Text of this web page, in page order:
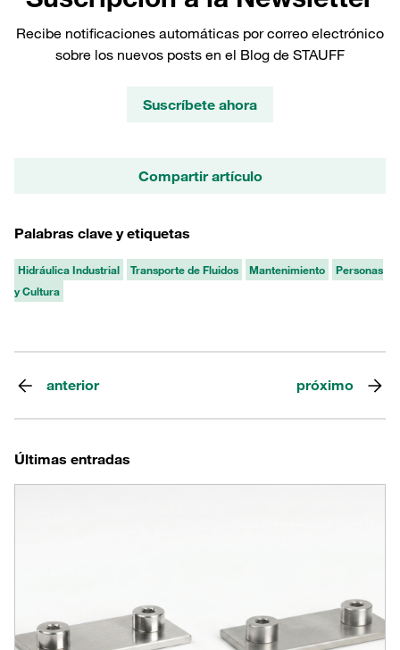
Recibe notificaciones automáticas por correo electrónico
sobre los nuevos posts en el Blog de STAUFF
Suscríbete ahora
Compartir artículo
Palabras clave y etiquetas
Hidráulica Industrial Transporte de Fluidos Mantenimiento
Personas
y Cultura
anterior próximo
Últimas entradas